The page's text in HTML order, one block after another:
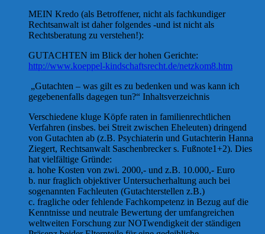
MEIN Kredo (als Betroffener, nicht als fachkundiger
Rechtsanwalt ist daher folgendes -und ist nicht als
Rechtsberatung zu verstehen!):
GUTACHTEN im Blick der hohen Gerichte:
http://www.koeppel-kindschaftsrecht.de/netzkom8.htm
„Gutachten – was gilt es zu bedenken und was kann ich
gegebenenfalls dagegen tun?“ Inhaltsverzeichnis
Verschiedene kluge Köpfe raten in familienrechtlichen
Verfahren (insbes. bei Streit zwischen Eheleuten) dringend
von Gutachten ab (z.B. Psychiaterin und Gutachterin Hanna
Ziegert, Rechtsanwalt Saschenbrecker s. Fußnote1+2). Dies
hat vielfältige Gründe:
a. hohe Kosten von zwi. 2000,- und z.B. 10.000,- Euro
b. nur fraglich objektiver Untersucherhaltung auch bei
sogenannten Fachleuten (Gutachterstellen z.B.)
c. fragliche oder fehlende Fachkompetenz in Bezug auf die
Kenntnisse und neutrale Bewertung der umfangreichen
weltweiten Forschung zur NOTwendigkeit der ständigen